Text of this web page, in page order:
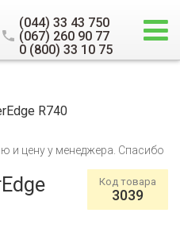
(044) 33 43 750
(067) 260 90 77
0 (800) 33 10 75
R740
и цену у менеджера. Спасибо
Код товара
3039